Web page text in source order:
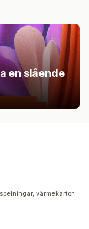
en slående
värmekartor